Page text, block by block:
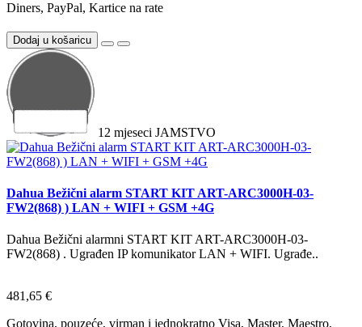
Diners, PayPal, Kartice na rate
Dodaj u košaricu
12 mjeseci JAMSTVO
Dahua Bežični alarm START KIT ART-ARC3000H-03-
FW2(868) ) LAN + WIFI + GSM +4G
Dahua Bežični alarmni START KIT ART-ARC3000H-03-
FW2(868) . Ugrađen IP komunikator LAN + WIFI. Ugrađe..
481,65 €
Gotovina, pouzeće, virman i jednokratno Visa, Master, Maestro,